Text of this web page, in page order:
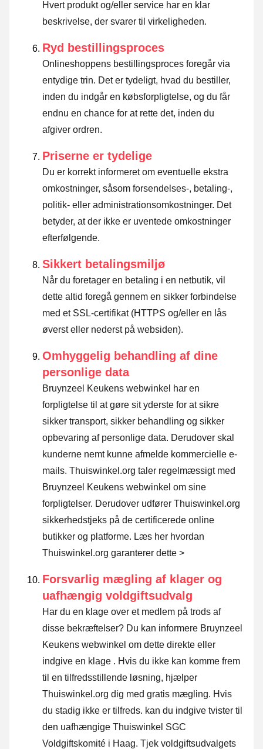
Hvert produkt og/eller service har en klar
beskrivelse, der svarer til virkeligheden.
Ryd bestillingsproces
Onlineshoppens bestillingsproces foregår via
entydige trin. Det er tydeligt, hvad du bestiller,
inden du indgår en købsforpligtelse, og du får
endnu en chance for at rette det, inden du
afgiver ordren.
Priserne er tydelige
Du er korrekt informeret om eventuelle ekstra
omkostninger, såsom forsendelses-, betaling-,
politik- eller administrationsomkostninger. Det
betyder, at der ikke er uventede omkostninger
efterfølgende.
Sikkert betalingsmiljø
Når du foretager en betaling i en netbutik, vil
dette altid foregå gennem en sikker forbindelse
med et SSL-certifikat (HTTPS og/eller en lås
øverst eller nederst på websiden).
Omhyggelig behandling af dine
personlige data
Bruynzeel Keukens webwinkel har en
forpligtelse til at gøre sit yderste for at sikre
sikker transport, sikker behandling og sikker
opbevaring af personlige data. Derudover skal
kunderne nemt kunne afmelde kommercielle e-
mails. Thuiswinkel.org taler regelmæssigt med
Bruynzeel Keukens webwinkel om sine
forpligtelser. Derudover udfører Thuiswinkel.org
sikkerhedstjeks på de certificerede online
butikker og platforme. Læs her hvordan
Thuiswinkel.org garanterer dette >
Forsvarlig mægling af klager og
uafhængig voldgiftsudvalg
Har du en klage over et medlem på trods af
disse bekræftelser? Du kan informere Bruynzeel
Keukens webwinkel om dette direkte eller
indgive en klage . Hvis du ikke kan komme frem
til en tilfredsstillende løsning, hjælper
Thuiswinkel.org dig med gratis mægling. Hvis
du stadig ikke er tilfreds. kan du indgive tvister til
den uafhængige Thuiswinkel SGC
Voldgiftskomité i Haag. Tjek voldgiftsudvalgets